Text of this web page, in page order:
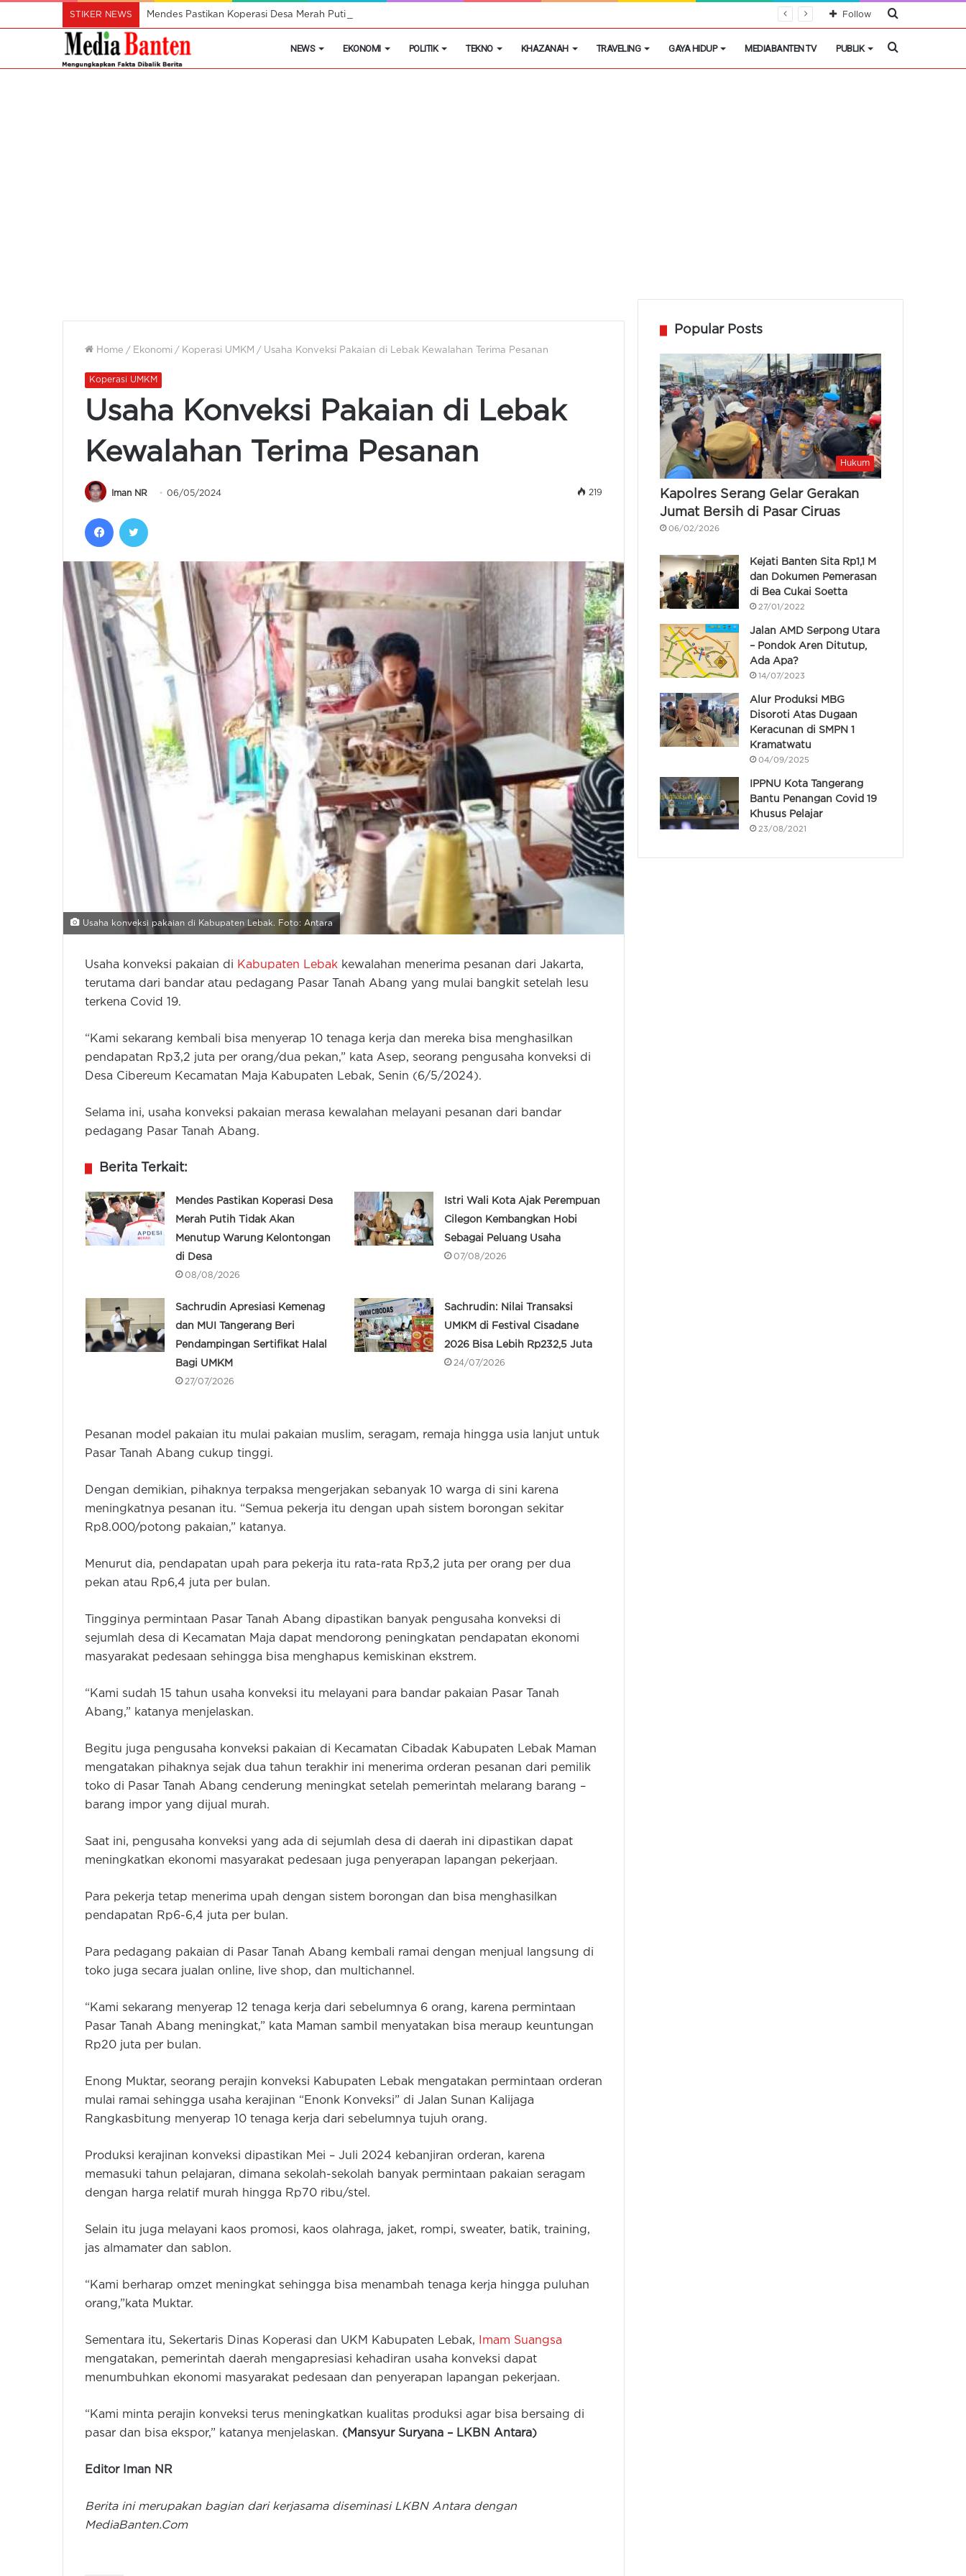
STIKER NEWS Mendes Pastikan Koperasi Desa Merah Putih Tidak Akan Menutup Warung Kelontongan di Desa Cari
Follow
NEWS EKONOMI POLITIK TEKNO KHAZANAH TRAVELING GAYA HIDUP MEDIABANTEN TV PUBLIK Cari
Home / Ekonomi / Koperasi UMKM / Usaha Konveksi Pakaian di Lebak Kewalahan Terima Pesanan
Koperasi UMKM
Usaha Konveksi Pakaian di Lebak
Kewalahan Terima Pesanan
Iman NR 06/05/2024 219
Facebook
Usaha konveksi pakaian di Kabupaten Lebak. Foto: Antara
Usaha konveksi pakaian di Kabupaten Lebak kewalahan menerima pesanan dari Jakarta,
terutama dari bandar atau pedagang Pasar Tanah Abang yang mulai bangkit setelah lesu
terkena Covid 19.
“Kami sekarang kembali bisa menyerap 10 tenaga kerja dan mereka bisa menghasilkan
pendapatan Rp3,2 juta per orang/dua pekan,” kata Asep, seorang pengusaha konveksi di
Desa Cibereum Kecamatan Maja Kabupaten Lebak, Senin (6/5/2024).
Selama ini, usaha konveksi pakaian merasa kewalahan melayani pesanan dari bandar
pedagang Pasar Tanah Abang.
Berita Terkait:
Mendes Pastikan Koperasi Desa
Merah Putih Tidak Akan
Menutup Warung Kelontongan
di Desa
08/08/2026
Istri Wali Kota Ajak Perempuan
Cilegon Kembangkan Hobi
Sebagai Peluang Usaha
07/08/2026
Sachrudin Apresiasi Kemenag
dan MUI Tangerang Beri
Pendampingan Sertifikat Halal
Bagi UMKM
27/07/2026
Sachrudin: Nilai Transaksi
UMKM di Festival Cisadane
2026 Bisa Lebih Rp232,5 Juta
24/07/2026
Pesanan model pakaian itu mulai pakaian muslim, seragam, remaja hingga usia lanjut untuk
Pasar Tanah Abang cukup tinggi.
Dengan demikian, pihaknya terpaksa mengerjakan sebanyak 10 warga di sini karena
meningkatnya pesanan itu. “Semua pekerja itu dengan upah sistem borongan sekitar
Rp8.000/potong pakaian,” katanya.
Menurut dia, pendapatan upah para pekerja itu rata-rata Rp3,2 juta per orang per dua
pekan atau Rp6,4 juta per bulan.
Tingginya permintaan Pasar Tanah Abang dipastikan banyak pengusaha konveksi di
sejumlah desa di Kecamatan Maja dapat mendorong peningkatan pendapatan ekonomi
masyarakat pedesaan sehingga bisa menghapus kemiskinan ekstrem.
“Kami sudah 15 tahun usaha konveksi itu melayani para bandar pakaian Pasar Tanah
Abang,” katanya menjelaskan.
Begitu juga pengusaha konveksi pakaian di Kecamatan Cibadak Kabupaten Lebak Maman
mengatakan pihaknya sejak dua tahun terakhir ini menerima orderan pesanan dari pemilik
toko di Pasar Tanah Abang cenderung meningkat setelah pemerintah melarang barang –
barang impor yang dijual murah.
Saat ini, pengusaha konveksi yang ada di sejumlah desa di daerah ini dipastikan dapat
meningkatkan ekonomi masyarakat pedesaan juga penyerapan lapangan pekerjaan.
Para pekerja tetap menerima upah dengan sistem borongan dan bisa menghasilkan
pendapatan Rp6-6,4 juta per bulan.
Para pedagang pakaian di Pasar Tanah Abang kembali ramai dengan menjual langsung di
toko juga secara jualan online, live shop, dan multichannel.
“Kami sekarang menyerap 12 tenaga kerja dari sebelumnya 6 orang, karena permintaan
Pasar Tanah Abang meningkat,” kata Maman sambil menyatakan bisa meraup keuntungan
Rp20 juta per bulan.
Enong Muktar, seorang perajin konveksi Kabupaten Lebak mengatakan permintaan orderan
mulai ramai sehingga usaha kerajinan “Enonk Konveksi” di Jalan Sunan Kalijaga
Rangkasbitung menyerap 10 tenaga kerja dari sebelumnya tujuh orang.
Produksi kerajinan konveksi dipastikan Mei – Juli 2024 kebanjiran orderan, karena
memasuki tahun pelajaran, dimana sekolah-sekolah banyak permintaan pakaian seragam
dengan harga relatif murah hingga Rp70 ribu/stel.
Selain itu juga melayani kaos promosi, kaos olahraga, jaket, rompi, sweater, batik, training,
jas almamater dan sablon.
“Kami berharap omzet meningkat sehingga bisa menambah tenaga kerja hingga puluhan
orang,”kata Muktar.
Sementara itu, Sekertaris Dinas Koperasi dan UKM Kabupaten Lebak,
Imam Suangsa
mengatakan, pemerintah daerah mengapresiasi kehadiran usaha konveksi dapat
menumbuhkan ekonomi masyarakat pedesaan dan penyerapan lapangan pekerjaan.
“Kami minta perajin konveksi terus meningkatkan kualitas produksi agar bisa bersaing di
pasar dan bisa ekspor,” katanya menjelaskan. ( Mansyur Suryana – LKBN Antara)
Editor Iman NR
Berita ini merupakan bagian dari kerjasama diseminasi LKBN Antara dengan
MediaBanten.Com
Perajin Tahu dan Tempe Lebak
Popular Posts
Hukum
Kapolres Serang Gelar Gerakan
Jumat Bersih di Pasar Ciruas
06/02/2026
Kejati Banten Sita Rp1,1 M
dan Dokumen Pemerasan
di Bea Cukai Soetta
27/01/2022
Jalan AMD Serpong Utara
– Pondok Aren Ditutup,
Ada Apa?
14/07/2023
Alur Produksi MBG
Disoroti Atas Dugaan
Keracunan di SMPN 1
Kramatwatu
04/09/2025
IPPNU Kota Tangerang
Bantu Penangan Covid 19
Khusus Pelajar
23/08/2021